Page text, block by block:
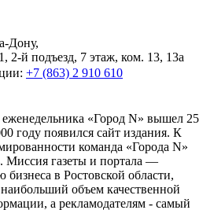
Дону,
2-й подъезд, 7 этаж, ком. 13, 13а
+7 (863) 2 910 610
«Город N» вышел 25
году появился сайт издания. К
команда «Города N»
Миссия газеты и портала —
бизнеса в Ростовской области,
объем качественной
а рекламодателям - самый